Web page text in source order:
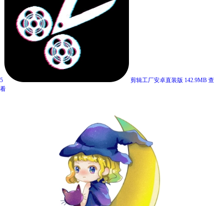
5 剪辑工厂安卓直装版 142.9MB 查
看